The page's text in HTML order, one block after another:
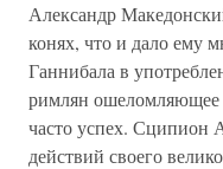
Александр
конях, что и дало ему
Ганнибала в
римлян ошеломляющее
часто успех. Сципион
действий своего